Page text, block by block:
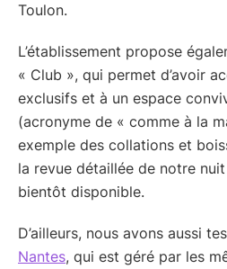
Toulon.
L’établissement propose
« Club », qui permet d’avoir
exclusifs et à un espace
(acronyme de « comme à la
exemple des collations et
la revue détaillée de notre
bientôt disponible.
D’ailleurs, nous avons aussi
Nantes, qui est géré par les